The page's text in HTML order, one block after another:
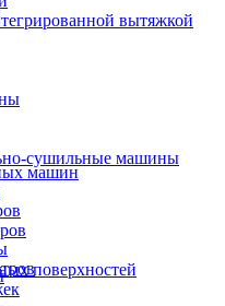
вытяжкой
сушильные машины
поверхностей
машин